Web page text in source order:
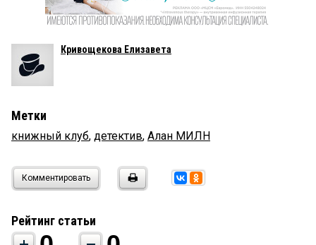
Кривощекова Елизавета
Метки
книжный клуб, детектив, Алан МИЛН
Комментировать
Рейтинг статьи